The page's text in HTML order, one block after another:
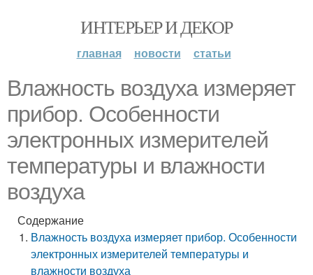
ИНТЕРЬЕР И ДЕКОР
главная новости статьи
Влажность воздуха измеряет
прибор. Особенности
электронных измерителей
температуры и влажности
воздуха
Содержание
Влажность воздуха измеряет прибор. Особенности
электронных измерителей температуры и
влажности воздуха